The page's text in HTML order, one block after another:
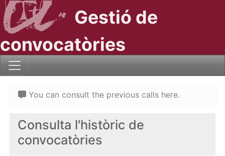
Gestió de
convocatòries
Consulta l'històric de
convocatòries
You can consult the previous calls here.